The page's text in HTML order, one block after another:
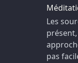
Les
pas